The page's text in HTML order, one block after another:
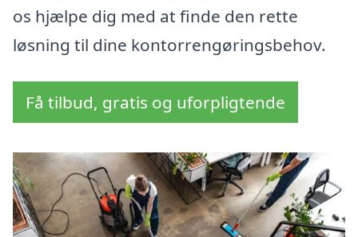
os hjælpe dig med at finde den rette
løsning til dine kontorrengøringsbehov.
Få tilbud, gratis og uforpligtende